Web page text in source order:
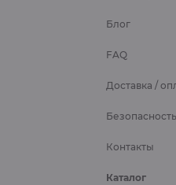
Блог
FAQ
Доставка /
Контакты
Каталог